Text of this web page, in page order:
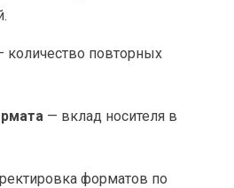
количество повторных
— вклад носителя в
форматов по